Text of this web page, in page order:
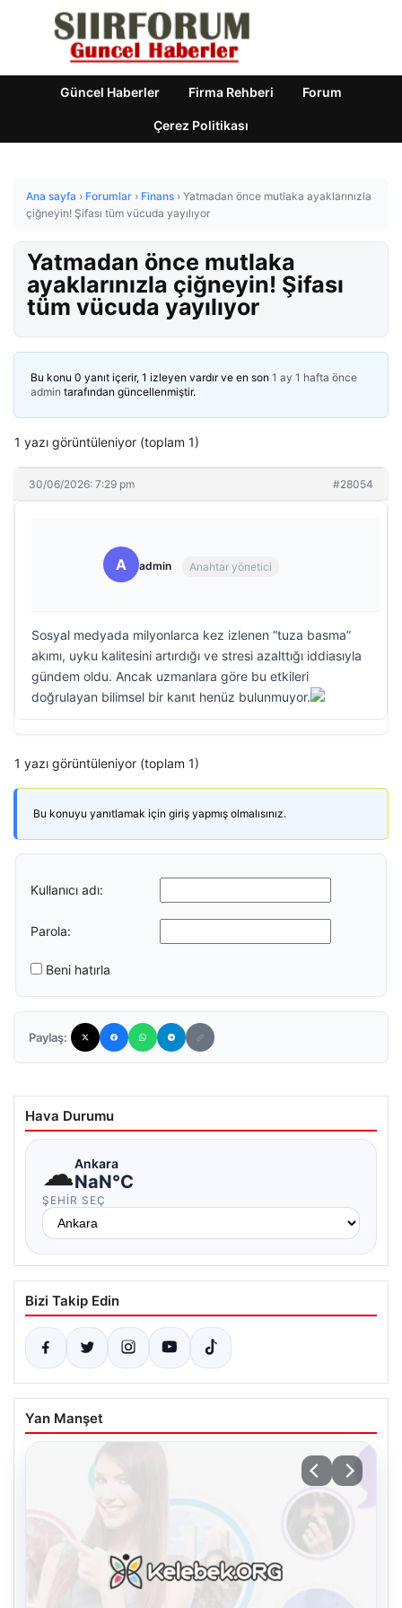
Güncel Haberler Firma Rehberi Forum
Çerez Politikası
Ana sayfa › Forumlar › Finans › Yatmadan önce mutlaka ayaklarınızla
çiğneyin! Şifası tüm vücuda yayılıyor
Yatmadan önce mutlaka
ayaklarınızla çiğneyin! Şifası
tüm vücuda yayılıyor
Bu konu 0 yanıt içerir, 1 izleyen vardır ve en son 1 ay 1 hafta önce
admin tarafından güncellenmiştir.
1 yazı görüntüleniyor (toplam 1)
30/06/2026: 7:29 pm #28054
A admin Anahtar yönetici
Sosyal medyada milyonlarca kez izlenen “tuza basma”
akımı, uyku kalitesini artırdığı ve stresi azalttığı iddiasıyla
gündem oldu. Ancak uzmanlara göre bu etkileri
doğrulayan bilimsel bir kanıt henüz bulunmuyor.
1 yazı görüntüleniyor (toplam 1)
Bu konuyu yanıtlamak için giriş yapmış olmalısınız.
Kullanıcı adı:
Parola:
Beni hatırla
Paylaş:
Hava Durumu
☁Ankara
NaN°C
ŞEHIR SEÇ
Bizi Takip Edin
Yan Manşet